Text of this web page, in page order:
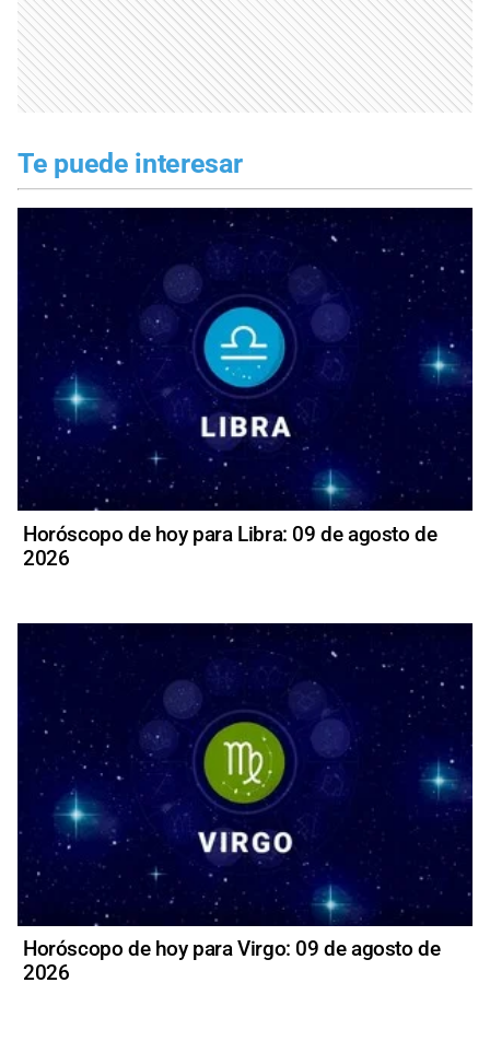
Te puede interesar
Horóscopo de hoy para Libra: 09 de agosto de
2026
Horóscopo de hoy para Virgo: 09 de agosto de
2026